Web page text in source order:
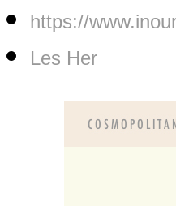
https://
Les Her